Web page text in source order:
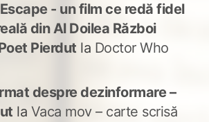
- un film ce redă fidel
din Al Doilea Război
Pierdut la Doctor Who
despre dezinformare –
la Vaca mov – carte scrisă